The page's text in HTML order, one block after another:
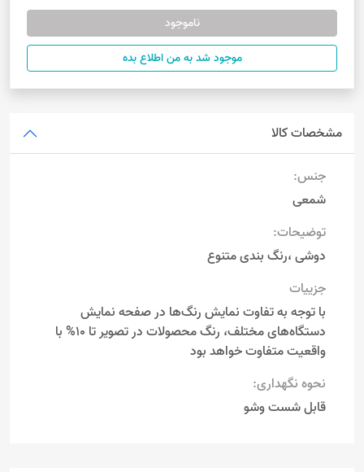
ناموجود
موجود شد به من اطلاع بده
مشخصات کالا
جنس:
شمعی
توضیحات:
دوشی ،رنگ بندی متنوع
جزییات
با توجه به تفاوت نمایش رنگ‌ها در صفحه نمایش
دستگاه‌های مختلف، رنگ محصولات در تصویر تا 10% با
واقعیت متفاوت خواهد بود
نحوه نگهداری:
قابل شست وشو